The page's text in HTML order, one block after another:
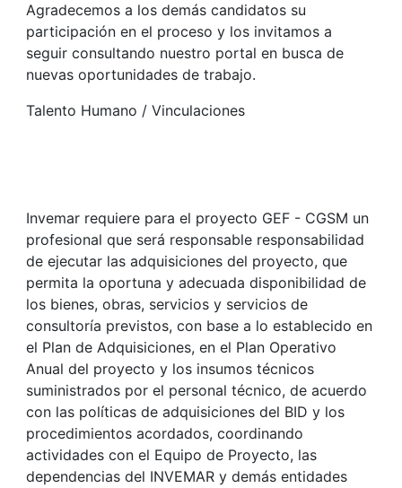
Agradecemos a los demás candidatos su
participación en el proceso y los invitamos a
seguir consultando nuestro portal en busca de
nuevas oportunidades de trabajo.
Talento Humano / Vinculaciones
Invemar requiere para el proyecto GEF - CGSM un
profesional que será responsable responsabilidad
de ejecutar las adquisiciones del proyecto, que
permita la oportuna y adecuada disponibilidad de
los bienes, obras, servicios y servicios de
consultoría previstos, con base a lo establecido en
el Plan de Adquisiciones, en el Plan Operativo
Anual del proyecto y los insumos técnicos
suministrados por el personal técnico, de acuerdo
con las políticas de adquisiciones del BID y los
procedimientos acordados, coordinando
actividades con el Equipo de Proyecto, las
dependencias del INVEMAR y demás entidades